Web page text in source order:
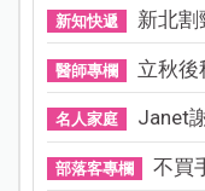
新知快遞 新北割
醫師專欄 立秋後
名人家庭 Janet
部落客專欄 不買